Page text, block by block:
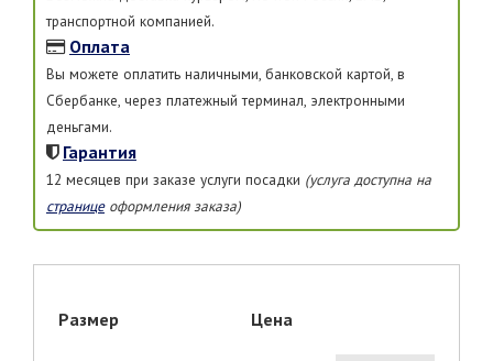
транспортной компанией.
Оплата
Вы можете оплатить наличными, банковской картой, в
Сбербанке, через платежный терминал, электронными
деньгами.
Гарантия
12 месяцев при заказе услуги посадки (услуга доступна на
страницеоформления заказа)
Размер Цена